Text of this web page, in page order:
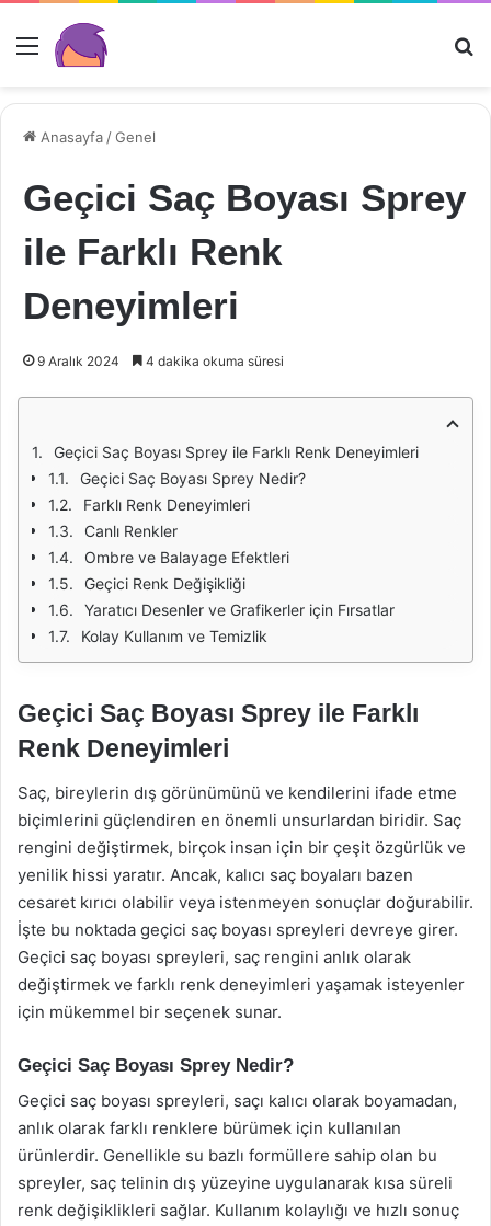
Menü
Anasayfa /Genel
Geçici Saç Boyası Sprey
ile Farklı Renk
Deneyimleri
9 Aralık 2024 4 dakika okuma süresi
Geçici Saç Boyası Sprey ile Farklı Renk Deneyimleri
Geçici Saç Boyası Sprey Nedir?
Farklı Renk Deneyimleri
Canlı Renkler
Ombre ve Balayage Efektleri
Geçici Renk Değişikliği
Yaratıcı Desenler ve Grafikerler için Fırsatlar
Kolay Kullanım ve Temizlik
Geçici Saç Boyası Sprey ile Farklı
Renk Deneyimleri
Saç, bireylerin dış görünümünü ve kendilerini ifade etme
biçimlerini güçlendiren en önemli unsurlardan biridir. Saç
rengini değiştirmek, birçok insan için bir çeşit özgürlük ve
yenilik hissi yaratır. Ancak, kalıcı saç boyaları bazen
cesaret kırıcı olabilir veya istenmeyen sonuçlar doğurabilir.
İşte bu noktada geçici saç boyası spreyleri devreye girer.
Geçici saç boyası spreyleri, saç rengini anlık olarak
değiştirmek ve farklı renk deneyimleri yaşamak isteyenler
için mükemmel bir seçenek sunar.
Geçici Saç Boyası Sprey Nedir?
Geçici saç boyası spreyleri, saçı kalıcı olarak boyamadan,
anlık olarak farklı renklere bürümek için kullanılan
ürünlerdir. Genellikle su bazlı formüllere sahip olan bu
spreyler, saç telinin dış yüzeyine uygulanarak kısa süreli
renk değişiklikleri sağlar. Kullanım kolaylığı ve hızlı sonuç